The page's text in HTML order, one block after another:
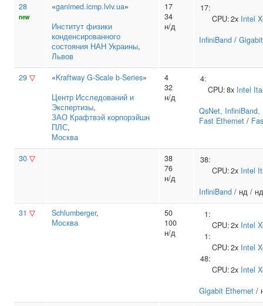
28
new
«ganimed.icmp.lviv.ua»
Институт физики
конденсированного
состояния НАН Украины,
Львов
17
34
н/д
17:
CPU:2x Intel
InfiniBand /
29 ▽ «Kraftway G-Scale b-Series»
Центр Исследований и
Экспертизы,
ЗАО Крафтвэй корпорэйшн
ПЛС,
Москва
4
32
н/д
4:
CPU:8x Intel
QsNet, InfiniBand,
Fast Ethernet /
30 ▽
38
76
н/д
38:
CPU:2x Intel
InfiniBand / нд / нд
31 ▽ Schlumberger,
Москва
50
100
н/д
1:
CPU:2x Intel
1:
CPU:2x Intel
48:
CPU:2x Intel
Gigabit Ethernet /